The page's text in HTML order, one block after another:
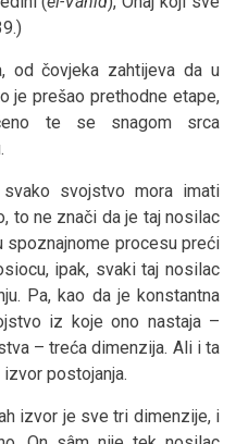
od čovjeka zahtijeva da u
je prešao prethodne etape,
te se snagom srca
svojstvo mora imati
to ne znači da je taj nosilac
spoznajnome procesu preći
ipak, svaki taj nosilac
Pa, kao da je konstantna
iz koje ono nastaja –
– treća dimenzija. Ali i ta
postojanja.
izvor je sve tri dimenzije, i